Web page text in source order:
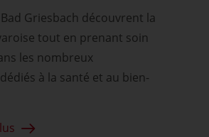
Griesbach découvrent la
tout en prenant soin
les nombreux
à la santé et au bien-